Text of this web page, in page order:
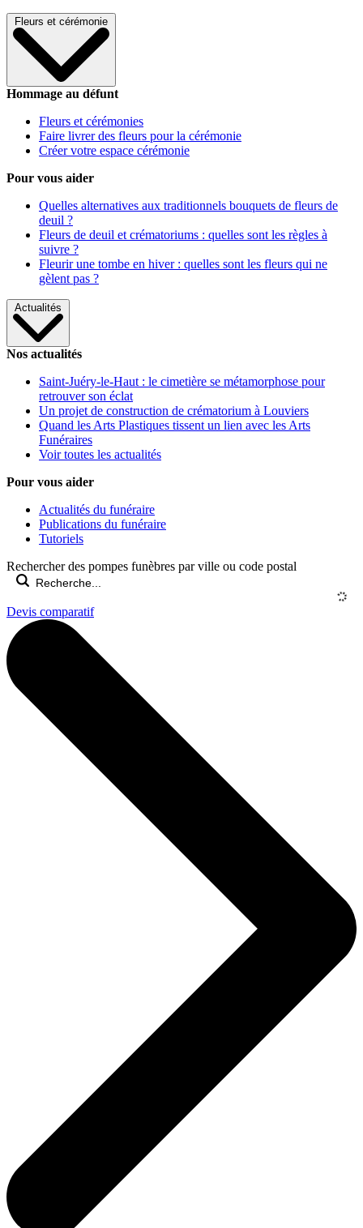
Fleurs et cérémonie
Hommage au défunt
Fleurs et cérémonies
Faire livrer des fleurs pour la cérémonie
Créer votre espace cérémonie
Pour vous aider
Quelles alternatives aux traditionnels bouquets de fleurs de
deuil ?
Fleurs de deuil et crématoriums : quelles sont les règles à
suivre ?
Fleurir une tombe en hiver : quelles sont les fleurs qui ne
gèlent pas ?
Actualités
Nos actualités
Saint-Juéry-le-Haut : le cimetière se métamorphose pour
retrouver son éclat
Un projet de construction de crématorium à Louviers
Quand les Arts Plastiques tissent un lien avec les Arts
Funéraires
Voir toutes les actualités
Pour vous aider
Actualités du funéraire
Publications du funéraire
Tutoriels
Rechercher des pompes funèbres par ville ou code postal
Devis comparatif